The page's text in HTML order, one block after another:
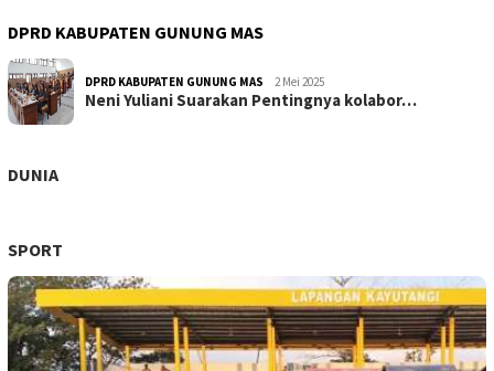
DPRD KABUPATEN GUNUNG MAS
DPRD KABUPATEN GUNUNG MAS 2 Mei 2025
Neni Yuliani Suarakan Pentingnya kolabor…
DUNIA
SPORT